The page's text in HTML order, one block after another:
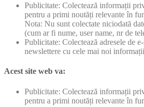
Publicitate: Colectează informații
pentru a primi noutăți relevante în
Nota: Nu sunt colectate niciodată
(cum ar fi nume, user name, nr de
Publicitate: Colectează adresele de
newslettere cu cele mai noi informații
Acest site web va:
Publicitate: Colectează informații
pentru a primi noutăți relevante în